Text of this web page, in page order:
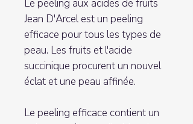
Le peeling aux acides de fruits
Jean D'Arcel est un peeling
efficace pour tous les types de
peau. Les fruits et l'acide
succinique procurent un nouvel
éclat et une peau affinée.
Le peeling efficace contient un